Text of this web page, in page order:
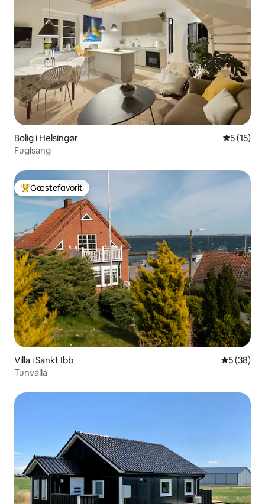
Bolig i Helsingør 5 ud af 5
5 (15)
Fuglsang
Bedste gæstefavorit
Gæstefavorit
Villa i Sankt Ibb 5 ud af 5 i
5 (38)
Tunvalla